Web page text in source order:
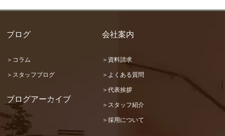
ブログ
＞コラム
＞スタッフブログ
ブログアーカイブ
2026 (22)
2025 (31)
2024 (36)
会社案内
＞資料請求
＞よくある質問
＞代表挨拶
＞スタッフ紹介
＞採用について